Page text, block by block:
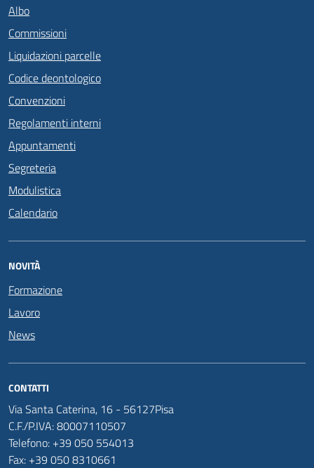
Albo
Commissioni
Liquidazioni parcelle
Codice deontologico
Convenzioni
Regolamenti interni
Appuntamenti
Segreteria
Modulistica
Calendario
NOVITÀ
Formazione
Lavoro
News
CONTATTI
Via Santa Caterina, 16 - 56127Pisa
C.F./P.IVA: 80007110507
Telefono: +39 050 554013
Fax: +39 050 8310661